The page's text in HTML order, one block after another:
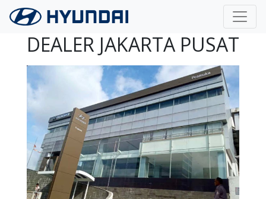
Langsung ke konten utama
DEALER JAKARTA PUSAT